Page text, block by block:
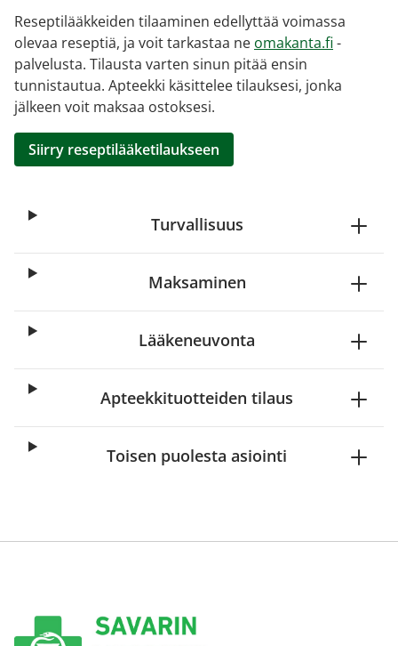
Reseptilääkkeiden tilaaminen edellyttää voimassa
olevaa reseptiä, ja voit tarkastaa ne omakanta.fi -
palvelusta. Tilausta varten sinun pitää ensin
tunnistautua. Apteekki käsittelee tilauksesi, jonka
jälkeen voit maksaa ostoksesi.
Siirry reseptilääketilaukseen
Turvallisuus
Maksaminen
Lääkeneuvonta
Apteekkituotteiden tilaus
Toisen puolesta asiointi